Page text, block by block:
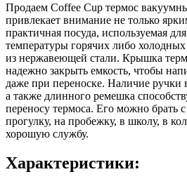
Продаем Coffee Cup термос
привлекает внимание не только
практичная посуда, используемая
температуры горячих либо
из нержавеющей стали. Крышка
надежно закрыть емкость, чтобы
даже при переноске. Наличие ручки
а также длинного ремешка
переносу термоса. Его можно брать
прогулку, на пробежку, в школу, в
хорошую службу.
Характеристики: